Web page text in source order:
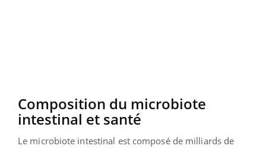
Composition du microbiote
intestinal et santé
Le microbiote intestinal est composé de milliards de